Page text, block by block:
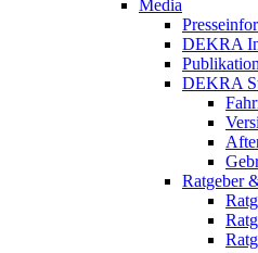
Media
DEKRA
DEKRA
Ratgeber